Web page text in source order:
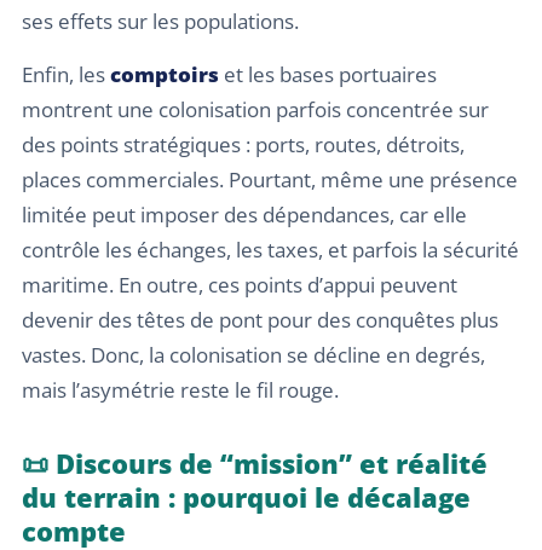
ses effets sur les populations.
Enfin, lescomptoirs et les bases portuaires
montrent une colonisation parfois concentrée sur
des points stratégiques : ports, routes, détroits,
places commerciales. Pourtant, même une présence
limitée peut imposer des dépendances, car elle
contrôle les échanges, les taxes, et parfois la sécurité
maritime. En outre, ces points d’appui peuvent
devenir des têtes de pont pour des conquêtes plus
vastes. Donc, la colonisation se décline en degrés,
mais l’asymétrie reste le fil rouge.
📜 Discours de “mission” et réalité
du terrain : pourquoi le décalage
compte